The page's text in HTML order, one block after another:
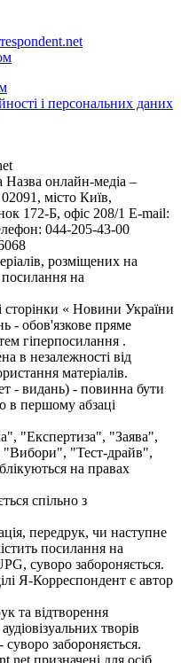
і персональних даних
Назва онлайн-медіа –
місто Київ,
172-Б, офіс 208/1 E-mail:
044-205-43-00
розміщених на
посилання на
сторінки « Новини України
- обов'язкове пряме
гіперпосилання .
в незалежності від
матеріалів.
- видань) - повинна бути
в першому абзаці
"Експертиза", "Заява",
"Тест-драйв",
на правах
спільно з
передрук, чи наступне
посилання на
суворо забороняється.
Я-Корреспондент є автор
та відтворення
творів
забороняється.
призначені для осіб